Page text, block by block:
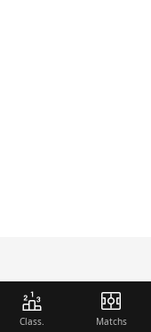
Class. Matchs